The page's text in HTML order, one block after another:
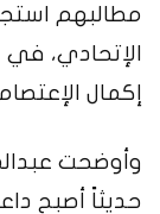
مطالبهم
الإتحادي،
إكمال الإعتصام 30 يوماً، وذلك بعد غداً
وأوضحت
حديثاً أصبح